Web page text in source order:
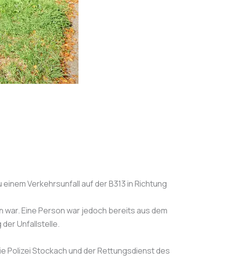
Verkehrsunfall auf der B313 in Richtung
Eine Person war jedoch bereits aus dem
Unfallstelle.
Polizei Stockach und der Rettungsdienst des